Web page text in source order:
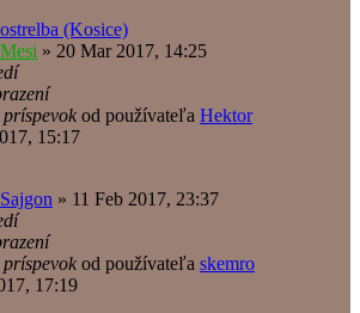
(Kosice)
Mesi » 20 Mar 2017, 14:25
od používateľa Hektor
15:17
Sajgon » 11 Feb 2017, 23:37
od používateľa skemro
17:19